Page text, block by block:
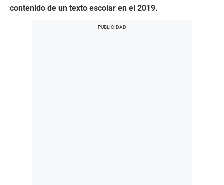
contenido de un texto escolar en el 2019.